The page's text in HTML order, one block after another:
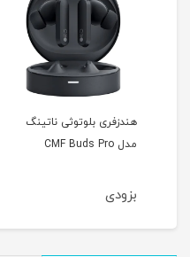
هندزفری بلوتوثی ناتینگ
مدل CMF Buds Pro
بزودی